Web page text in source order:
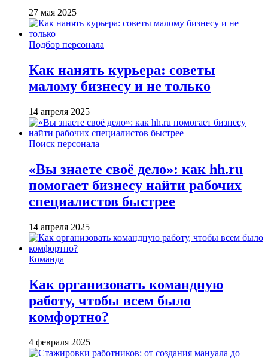
27 мая 2025
Подбор персонала
Как нанять курьера: советы
малому бизнесу и не только
14 апреля 2025
Поиск персонала
«Вы знаете своё дело»: как hh.ru
помогает бизнесу найти рабочих
специалистов быстрее
14 апреля 2025
Команда
Как организовать командную
работу, чтобы всем было
комфортно?
4 февраля 2025